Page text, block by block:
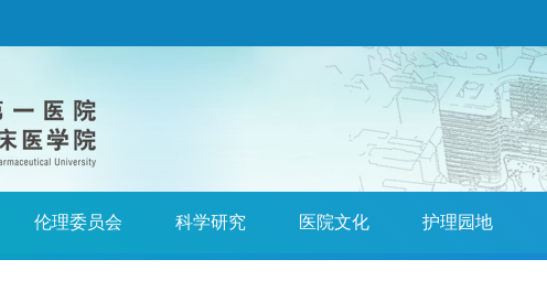
伦理委员会 科学研究 医院文化 护理园地